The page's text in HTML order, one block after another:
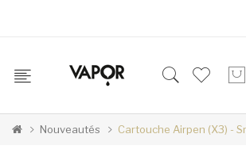
Nouveautés Cartouche Airpen (x3) -